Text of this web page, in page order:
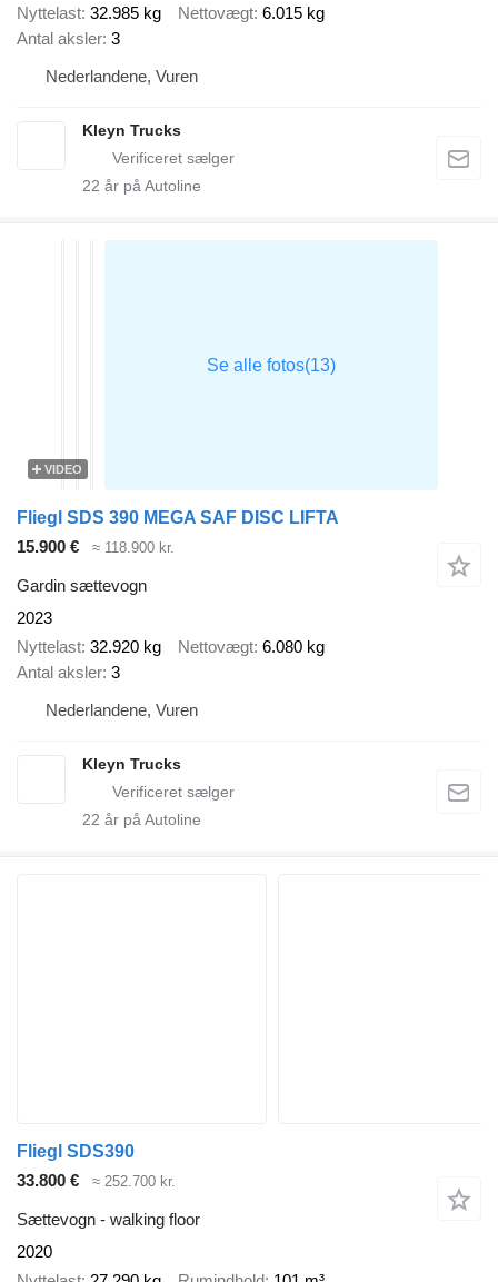
Nyttelast 32.985 kg Nettovægt 6.015 kg
Antal aksler 3
Nederlandene, Vuren
Kleyn Trucks
22 år på Autoline
VIDEO
Fliegl SDS 390 MEGA SAF DISC LIFTA
15.900 €
≈ 118.900 kr.
Gardin sættevogn
2023
Nyttelast 32.920 kg Nettovægt 6.080 kg
Antal aksler 3
Nederlandene, Vuren
Kleyn Trucks
22 år på Autoline
Fliegl SDS390
33.800 €
≈ 252.700 kr.
Sættevogn - walking floor
2020